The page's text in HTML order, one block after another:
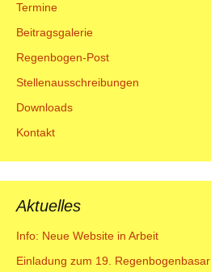
Termine
Beitragsgalerie
Regenbogen-Post
Stellenausschreibungen
Downloads
Kontakt
Aktuelles
Info: Neue Website in Arbeit
Einladung zum 19. Regenbogenbasar